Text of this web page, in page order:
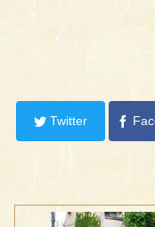
Twitter